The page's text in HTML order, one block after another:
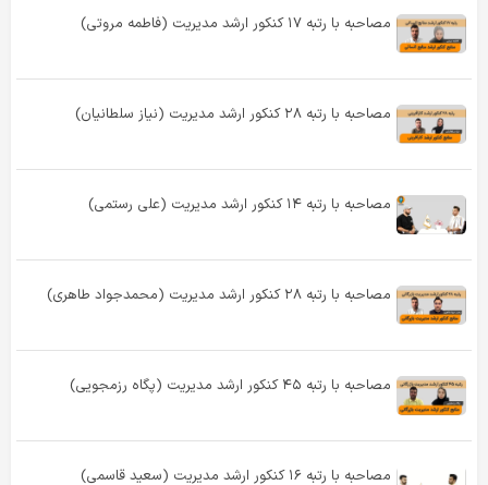
مصاحبه با رتبه ۱۷ کنکور ارشد مدیریت (فاطمه مروتی)
مصاحبه با رتبه ۲۸ کنکور ارشد مدیریت (نیاز سلطانیان)
مصاحبه با رتبه ۱۴ کنکور ارشد مدیریت (علی رستمی)
مصاحبه با رتبه ۲۸ کنکور ارشد مدیریت (محمدجواد طاهری)
مصاحبه با رتبه ۴۵ کنکور ارشد مدیریت (پگاه رزمجویی)
مصاحبه با رتبه ۱۶ کنکور ارشد مدیریت (سعید قاسمی)